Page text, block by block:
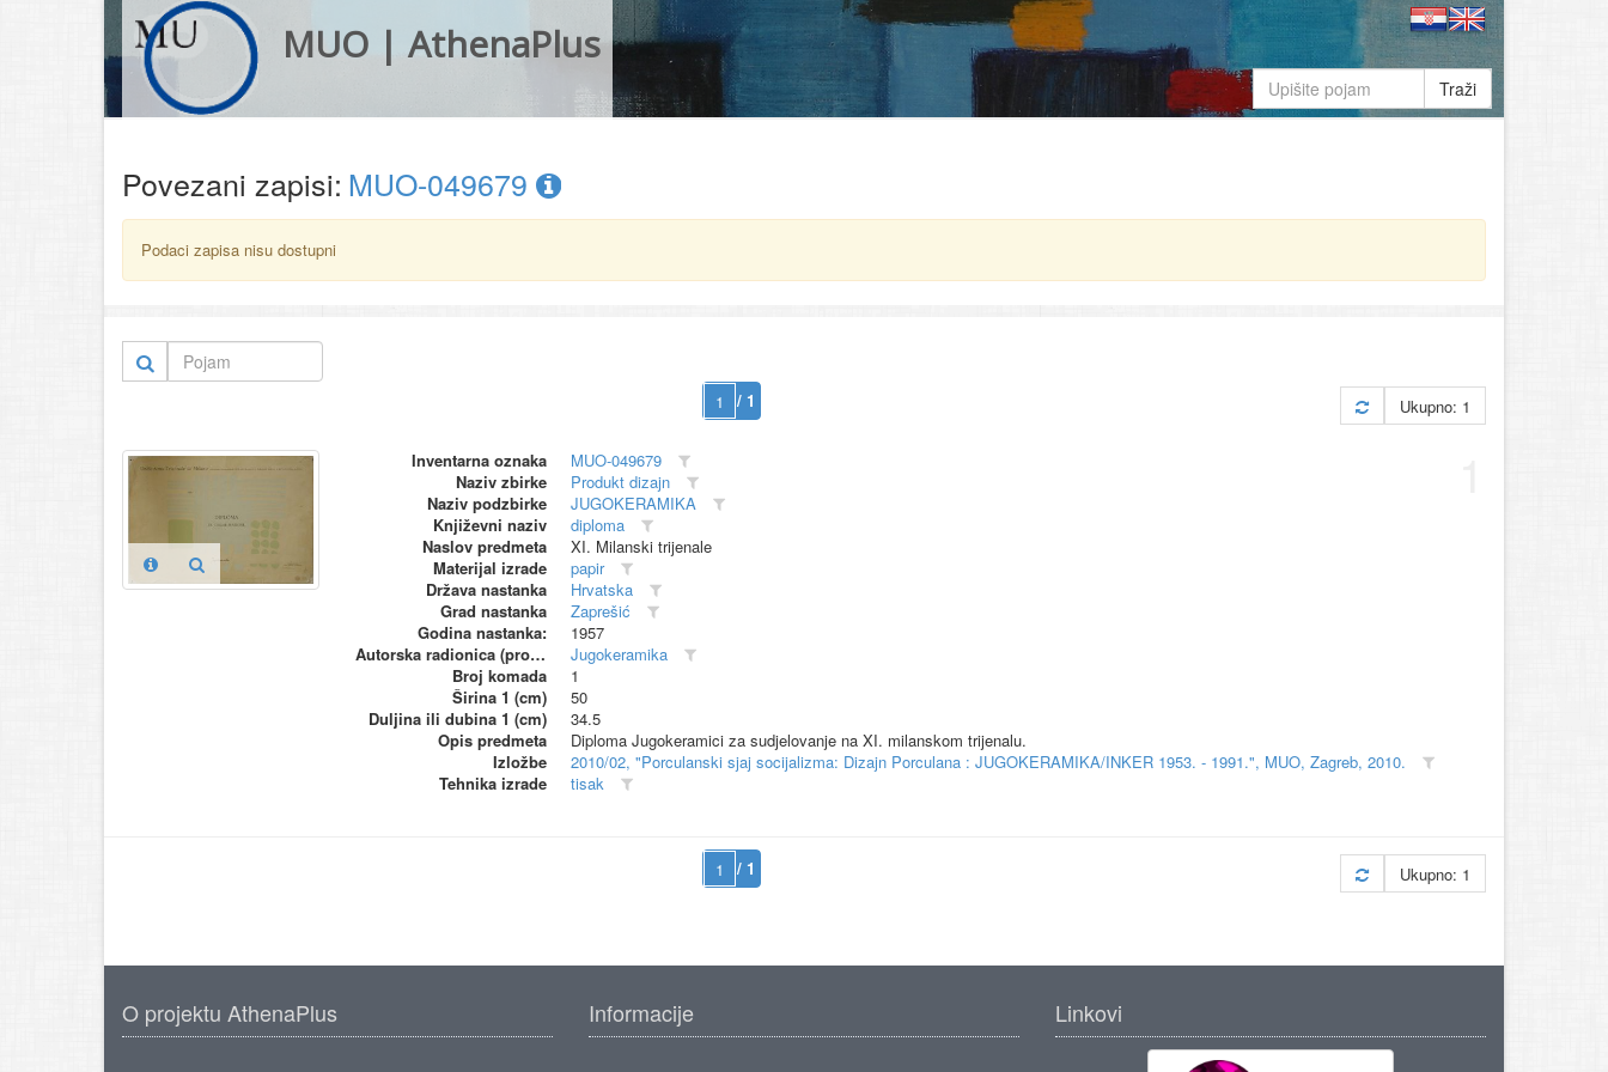
MUO | AthenaPlus
Traži
Povezani zapisi: MUO-049679
Podaci zapisa nisu dostupni
/ 1 Ukupno: 1
Inventarna oznaka
MUO-049679
Naziv zbirke
Produkt dizajn
Naziv podzbirke
JUGOKERAMIKA
Književni naziv
diploma
Naslov predmeta
XI. Milanski trijenale
Materijal izrade
papir
Država nastanka
Hrvatska
Grad nastanka
Zaprešić
Godina nastanka:
1957
Autorska radionica (proizvođač)
Jugokeramika
Broj komada
1
Širina 1 (cm)
50
Duljina ili dubina 1 (cm)
34.5
Opis predmeta
Diploma Jugokeramici za sudjelovanje na XI. milanskom trijenalu.
Izložbe
2010/02, "Porculanski sjaj socijalizma: Dizajn Porculana : JUGOKERAMIKA/INKER 1953. - 1991.", MUO, Zagreb, 2010.
Tehnika izrade
tisak
/ 1 Ukupno: 1
O projektu AthenaPlus Informacije Linkovi